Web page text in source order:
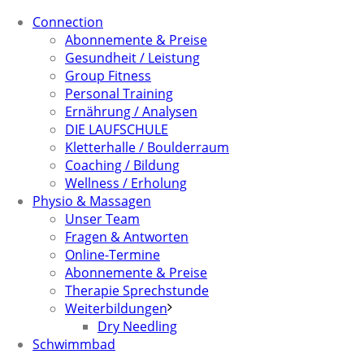
Connection
Abonnemente & Preise
Gesundheit / Leistung
Group Fitness
Personal Training
Ernährung / Analysen
DIE LAUFSCHULE
Kletterhalle / Boulderraum
Coaching / Bildung
Wellness / Erholung
Physio & Massagen
Unser Team
Fragen & Antworten
Online-Termine
Abonnemente & Preise
Therapie Sprechstunde
Weiterbildungen
Dry Needling
Schwimmbad